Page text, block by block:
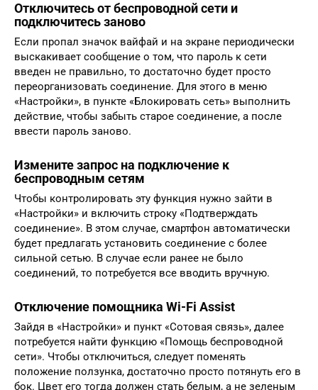
Отключитесь от беспроводной сети и
подключитесь заново
Если пропал значок вайфай и на экране периодически
выскакивает сообщение о том, что пароль к сети
введен не правильно, то достаточно будет просто
переорганизовать соединение. Для этого в меню
«Настройки», в пункте «Блокировать сеть» выполнить
действие, чтобы забыть старое соединение, а после
ввести пароль заново.
Измените запрос на подключение к
беспроводным сетям
Чтобы контролировать эту функция нужно зайти в
«Настройки» и включить строку «Подтверждать
соединение». В этом случае, смартфон автоматически
будет предлагать установить соединение с более
сильной сетью. В случае если ранее не было
соединений, то потребуется все вводить вручную.
Отключение помощника Wi-Fi Assist
Зайдя в «Настройки» и пункт «Сотовая связь», далее
потребуется найти функцию «Помощь беспроводной
сети». Чтобы отключиться, следует поменять
положение ползунка, достаточно просто потянуть его в
бок. Цвет его тогда должен стать белым, а не зеленым